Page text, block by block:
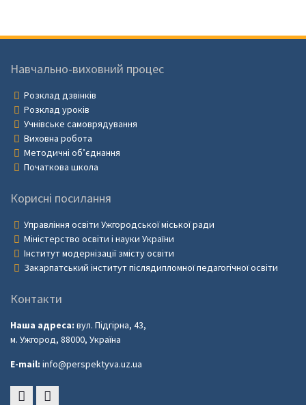
Навчально-виховний процес
Розклад дзвінків
Розклад уроків
Учнівське самоврядування
Виховна робота
Методичні об’єднання
Початкова школа
Корисні посилання
Управління освіти Ужгородської міської ради
Міністерство освіти і науки України
Інститут модернізації змісту освіти
Закарпатський інститут післядипломної педагогічної освіти
Контакти
Наша адреса: вул. Підгірна, 43,
м. Ужгород, 88000, Україна
E-mail: info@perspektyva.uz.ua